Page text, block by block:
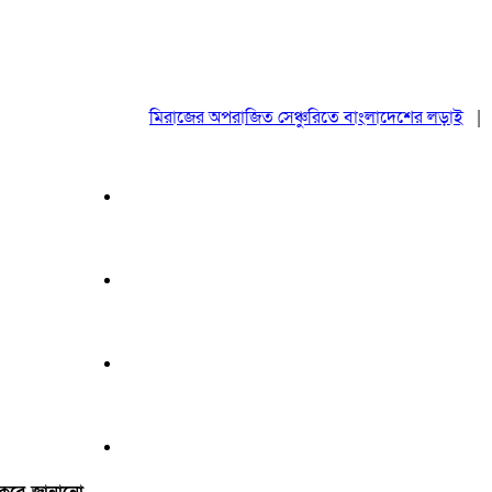
মিরাজের অপরাজিত সেঞ্চুরিতে বাংলাদেশের লড়াই|